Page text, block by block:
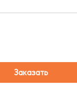
Заказать